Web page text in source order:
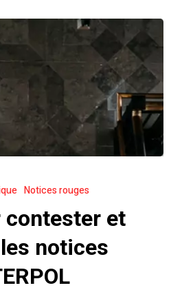
Notices rouges
contester et
notices